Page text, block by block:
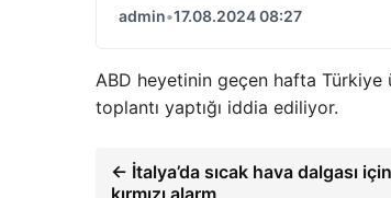
admin•17.08.2024 08:27
ABD heyetinin geçen hafta Türkiye
toplantı yaptığı iddia ediliyor.
← İtalya’da sıcak hava dalgası için
kırmızı alarm